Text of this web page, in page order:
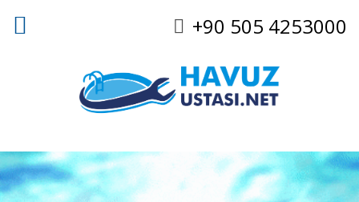
+90 505 4253000